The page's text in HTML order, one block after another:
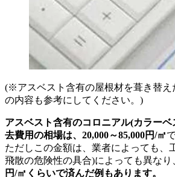
(※アスベスト含有の屋根材を葺き替え
の内容も参考にしてください。)
アスベスト含有のコロニアル(カラー
去費用の相場は、20,000～85,000円/㎡
ただしこの金額は、業者によっても、
飛散の危険性の具合)によっても異なり
円/㎡くらいで済んだ例もあります。